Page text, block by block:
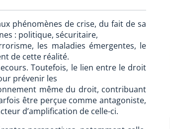
phénomènes de crise, du fait de sa
: politique, sécuritaire,
les maladies émergentes, le
de cette réalité.
Toutefois, le lien entre le droit
prévenir les
même du droit, contribuant
être perçue comme antagoniste,
d’amplification de celle-ci.